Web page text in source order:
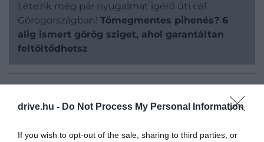
drive.hu - Do Not Process My Personal Information
If you wish to opt-out of the sale, sharing to third parties, or
Létezik még pár nyugalmat igérő úti cél
Görögországban! Tömegmentes pihenés? 6
alig ismert görög sziget, ahol garantáltan
feltöltődhetsz
szabadságharc idején alapították, és nevét